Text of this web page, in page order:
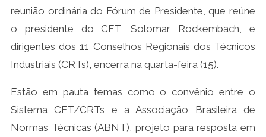
reunião ordinária do Fórum de Presidente, que reúne
o presidente do CFT, Solomar Rockembach, e
dirigentes dos 11 Conselhos Regionais dos Técnicos
Industriais (CRTs), encerra na quarta-feira (15).
Estão em pauta temas como o convênio entre o
Sistema CFT/CRTs e a Associação Brasileira de
Normas Técnicas (ABNT), projeto para resposta em